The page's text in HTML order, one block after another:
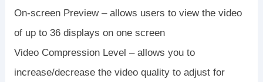
On-screen Preview – allows users to view the video
of up to 36 displays on one screen
Video Compression Level – allows you to
increase/decrease the video quality to adjust for